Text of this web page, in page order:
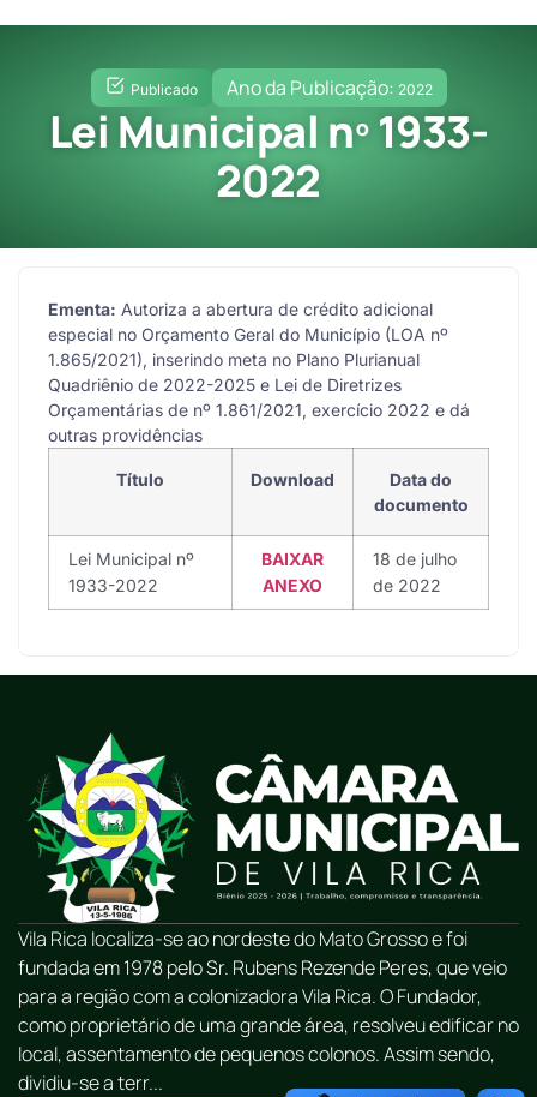
Publicado Ano da Publicação: 2022
Lei Municipal nº 1933-
2022
Ementa: Autoriza a abertura de crédito adicional
especial no Orçamento Geral do Município (LOA nº
1.865/2021), inserindo meta no Plano Plurianual
Quadriênio de 2022-2025 e Lei de Diretrizes
Orçamentárias de nº 1.861/2021, exercício 2022 e dá
outras providências
Título Download
Data do
documento
Lei Municipal nº
1933-2022
BAIXAR
ANEXO
18 de julho
de 2022
Vila Rica localiza-se ao nordeste do Mato Grosso e foi
fundada em 1978 pelo Sr. Rubens Rezende Peres, que veio
para a região com a colonizadora Vila Rica. O Fundador,
como proprietário de uma grande área, resolveu edificar no
local, assentamento de pequenos colonos. Assim sendo,
dividiu-se a terr...